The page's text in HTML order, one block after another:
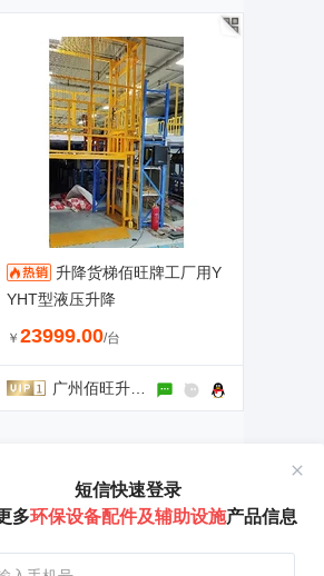
升降货梯佰旺牌工厂用Y
YHT型液压升降
￥ 23999.00/台
广州佰旺升降机械有限公司
短信快速登录
多环保设备配件及辅助设施产品信息